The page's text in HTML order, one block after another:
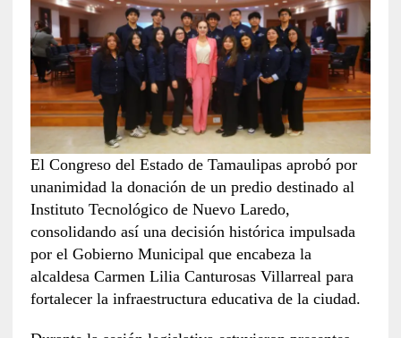
El Congreso del Estado de Tamaulipas aprobó por
unanimidad la donación de un predio destinado al
Instituto Tecnológico de Nuevo Laredo,
consolidando así una decisión histórica impulsada
por el Gobierno Municipal que encabeza la
alcaldesa Carmen Lilia Canturosas Villarreal para
fortalecer la infraestructura educativa de la ciudad.